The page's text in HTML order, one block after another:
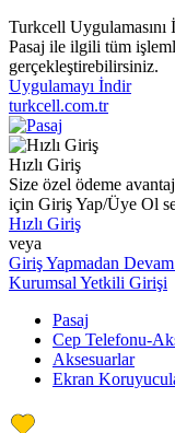
Turkcell Uygulamasını
Pasaj ile ilgili tüm
gerçekleştirebilirsiniz.
Uygulamayı İndir
turkcell.com.tr
Hızlı Giriş
Size özel ödeme
için Giriş Yap/Üye Ol
Hızlı Giriş
veya
Giriş Yapmadan
Kurumsal Yetkili Girişi
Pasaj
Cep Telefonu-
Aksesuarlar
Ekran